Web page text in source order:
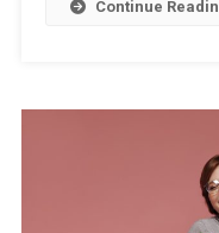
Continue